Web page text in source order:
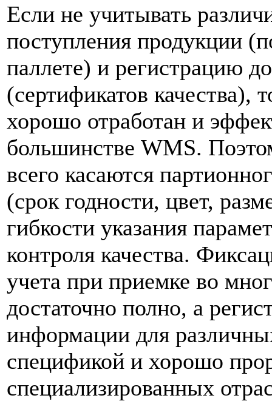
Если не учитывать
поступления продукции
паллете) и регистрацию
(сертификатов качества),
хорошо отработан и
большинстве WMS.
всего касаются
(срок годности, цвет,
гибкости указания
контроля качества.
учета при приемке во
достаточно полно, а
информации для
спецификой и хорошо
специализированных